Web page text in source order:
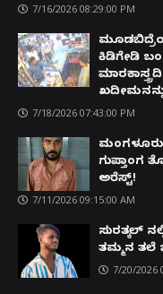
7/16/2026 08:29:00 PM
ಕಿಡಿಗೇಡಿ
7/18/2026 07:43:00 PM
ಗುಪ್ತಾಂಗ
ಅರೆಸ್ಟ್!
7/11/2026 09:15:00 AM
ಸುರತ್ಕಲ್
ತಮ್ಮನ ತಲೆ
7/20/2026